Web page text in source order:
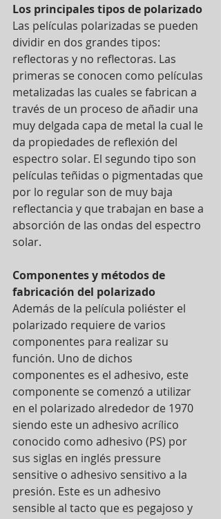
Los principales tipos de polarizado
Las películas polarizadas se pueden
dividir en dos grandes tipos:
reflectoras y no reflectoras. Las
primeras se conocen como películas
metalizadas las cuales se fabrican a
través de un proceso de añadir una
muy delgada capa de metal la cual le
da propiedades de reflexión del
espectro solar. El segundo tipo son
películas teñidas o pigmentadas que
por lo regular son de muy baja
reflectancia y que trabajan en base a
absorción de las ondas del espectro
solar.
Componentes y métodos de
fabricación del polarizado
Además de la película poliéster el
polarizado requiere de varios
componentes para realizar su
función. Uno de dichos
componentes es el adhesivo, este
componente se comenzó a utilizar
en el polarizado alrededor de 1970
siendo este un adhesivo acrílico
conocido como adhesivo (PS) por
sus siglas en inglés pressure
sensitive o adhesivo sensitivo a la
presión. Este es un adhesivo
sensible al tacto que es pegajoso y